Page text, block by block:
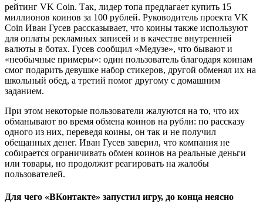
рейтинг VK Coin. Так, лидер топа предлагает купить 15
миллионов коинов за 100 рублей. Руководитель проекта VK
Coin Иван Гусев рассказывает, что коины также используют
для оплаты рекламных записей и в качестве внутренней
валюты в ботах. Гусев сообщил «Медузе», что бывают и
«необычные примеры»: один пользователь благодаря коинам
смог подарить девушке набор стикеров, другой обменял их на
школьный обед, а третий помог другому с домашним
заданием.
При этом некоторые пользователи жалуются на то, что их
обманывают во время обмена коинов на рубли: по рассказу
одного из них, переведя коины, он так и не получил
обещанных денег. Иван Гусев заверил, что компания не
собирается ограничивать обмен коинов на реальные деньги
или товары, но продолжит реагировать на жалобы
пользователей.
Для чего «ВКонтакте» запустил игру, до конца неясно